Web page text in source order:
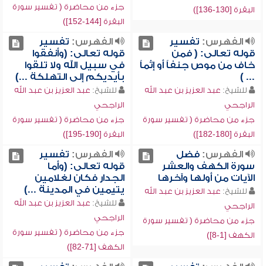
البقرة [130-136])
جزء من محاضرة ( تفسير سورة
البقرة [144-152])
الفهرس: تفسير
قوله تعالى: ( فمن
خاف من موص جنفاً أو إثماً
... )
للشيخ: عبد العزيز بن عبد الله
الراجحي
جزء من محاضرة ( تفسير سورة
البقرة [180-182])
الفهرس: تفسير
قوله تعالى: (وأنفقوا
في سبيل الله ولا تلقوا
بأيديكم إلى التهلكة ...)
للشيخ: عبد العزيز بن عبد الله
الراجحي
جزء من محاضرة ( تفسير سورة
البقرة [190-195])
الفهرس:فضل
سورة الكهف والعشر
الآيات من أولها وآخرها
للشيخ: عبد العزيز بن عبد الله
الراجحي
جزء من محاضرة ( تفسير سورة
الكهف [1-8])
الفهرس: تفسير
قوله تعالى: (وأما
الجدار فكان لغلامين
يتيمين في المدينة ...)
للشيخ: عبد العزيز بن عبد الله
الراجحي
جزء من محاضرة ( تفسير سورة
الكهف [71-82])